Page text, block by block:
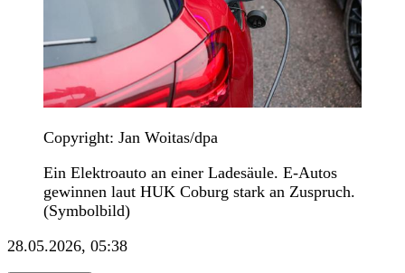
Copyright: Jan Woitas/dpa
Ein Elektroauto an einer Ladesäule. E-Autos
gewinnen laut HUK Coburg stark an Zuspruch.
(Symbolbild)
28.05.2026, 05:38